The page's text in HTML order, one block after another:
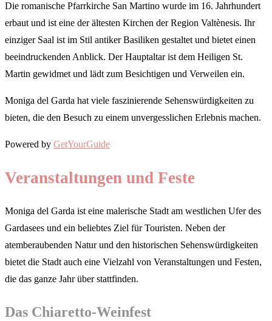
Die romanische Pfarrkirche San Martino wurde im 16. Jahrhundert
erbaut und ist eine der ältesten Kirchen der Region Valtènesis. Ihr
einziger Saal ist im Stil antiker Basiliken gestaltet und bietet einen
beeindruckenden Anblick. Der Hauptaltar ist dem Heiligen St.
Martin gewidmet und lädt zum Besichtigen und Verweilen ein.
Moniga del Garda hat viele faszinierende Sehenswürdigkeiten zu
bieten, die den Besuch zu einem unvergesslichen Erlebnis machen.
Powered by GetYourGuide
Veranstaltungen und Feste
Moniga del Garda ist eine malerische Stadt am westlichen Ufer des
Gardasees und ein beliebtes Ziel für Touristen. Neben der
atemberaubenden Natur und den historischen Sehenswürdigkeiten
bietet die Stadt auch eine Vielzahl von Veranstaltungen und Festen,
die das ganze Jahr über stattfinden.
Das Chiaretto-Weinfest